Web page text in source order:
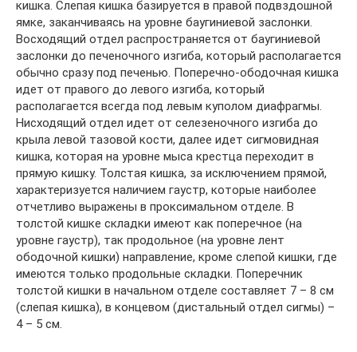
кишка. Слепая кишка базируется в правой подвздошной
ямке, заканчиваясь на уровне баугиниевой заслонки.
Восходящий отдел распространяется от баугиниевой
заслонки до печеночного изгиба, который располагается
обычно сразу под печенью. Поперечно-ободочная кишка
идет от правого до левого изгиба, который
располагается всегда под левым куполом диафрагмы.
Нисходящий отдел идет от селезеночного изгиба до
крыла левой тазовой кости, далее идет сигмовидная
кишка, которая на уровне мыса крестца переходит в
прямую кишку. Толстая кишка, за исключением прямой,
характеризуется наличием гаустр, которые наиболее
отчетливо выражены в проксимальном отделе. В
толстой кишке складки имеют как поперечное (на
уровне гаустр), так продольное (на уровне лент
ободочной кишки) направление, кроме слепой кишки, где
имеются только продольные складки. Поперечник
толстой кишки в начальном отделе составляет 7 – 8 см
(слепая кишка), в концевом (дистальный отдел сигмы) –
4 – 5 см.